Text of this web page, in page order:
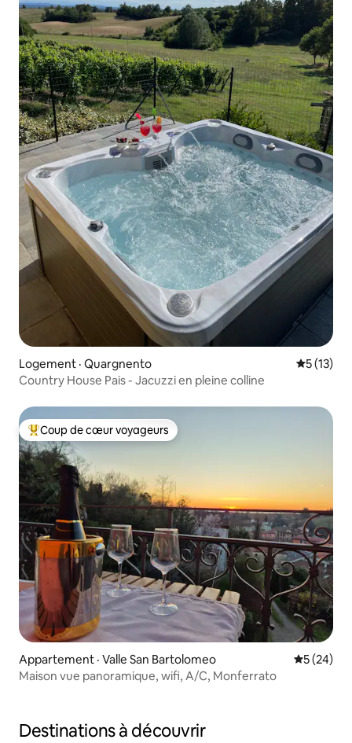
Logement · Quargnento Note
5 (13)
Country House Pais - Jacuzzi en pleine colline
Coup de cœur voyageurs parmi les plus aimés
Coup de cœur voyageurs
Appartement · Valle San Bartolomeo Note
5 (24)
Maison vue panoramique, wifi, A/C, Monferrato
Destinations à découvrir